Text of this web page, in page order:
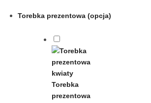
Torebka prezentowa (opcja)
Torebka
prezentowa